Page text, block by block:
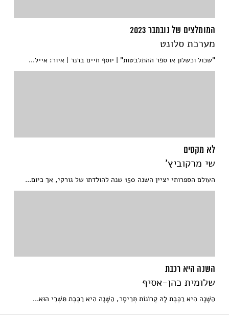
המומלצים של נובמבר 2023
מערכת סלונט
"שכול וכשלון או ספר ההתלבטות" | יוסף חיים ברנר | איור: אייל...
לא מקסים
שי מרקוביץ'
העולם הספרותי יציין השנה 150 שנה להולדתו של גורקי, אך כיום...
השנה היא רכבת
שלומית כהן-אסיף
הַשָּׁנָה הִיא רַכֶּבֶת לָהּ קְרוֹנוֹת תְּרֵיסָר, הַשָּׁנָה הִיא רַכֶּבֶת תִּשְׁרֵי הוּא...